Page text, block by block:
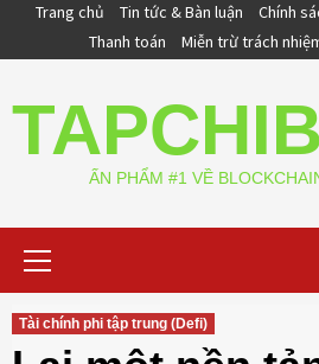
Trang chủ Tin tức & Bàn luận Chính
Thanh toán
Miễn trừ trách
ẤN PHẨM #1 VỀ
Tài chính phi tập trung (Defi)